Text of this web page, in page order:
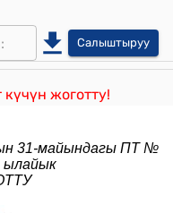
Салыштыруу
жоготту!